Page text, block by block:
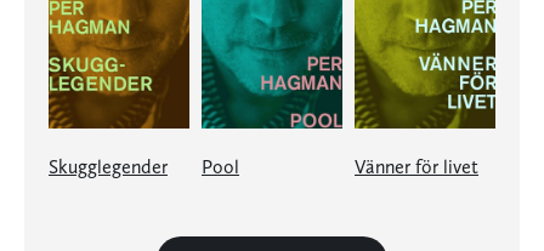
Skugglegender Pool Vänner för livet